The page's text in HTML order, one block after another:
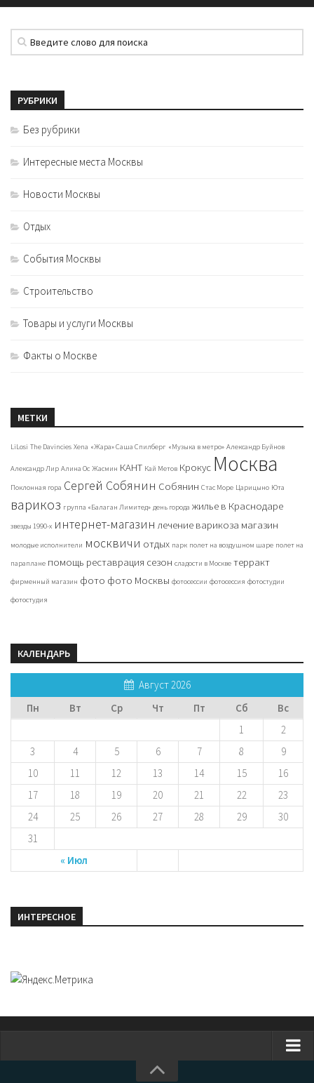
РУБРИКИ
Без рубрики
Интересные места Москвы
Новости Москвы
Отдых
События Москвы
Строительство
Товары и услуги Москвы
Факты о Москве
МЕТКИ
LiLosi The Davincies Xena «Жара» Саша Спилберг «Музыка в метро» Александр Буйнов
Александр Лир Алина Ос Жасмин КАНТ Кай Метов Крокус Москва
Поклонная гора Сергей Собянин Собянин Стас Море Царицыно Юта
варикоз группа «Балаган Лимитед» день города жилье в Краснодаре
звезды 1990-х интернет-магазин лечение варикоза магазин
молодые исполнители москвичи отдых парк полет на воздушном шаре полет на
параплане помощь реставрация сезон сладости в Москве терракт
фирменный магазин фото фото Москвы фотосессии фотосессия фотостудии
фотостудия
КАЛЕНДАРЬ
Август 2026
Пн
Вт Ср Чт Пт Сб Вс
« Июл
1
2
3
4 5 6 7 8
9
10
11 12 13 14 15
16
17
18 19 20 21 22
23
24
25 26 27 28 29
30
31
ИНТЕРЕСНОЕ